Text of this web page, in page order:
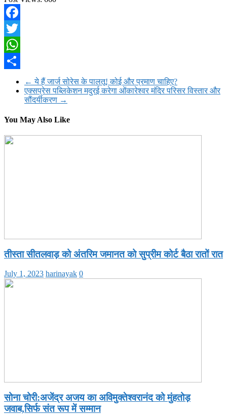
Facebook
Twitter
WhatsApp
← ये हैं जार्ज सोरेस के पालतू! कोई और प्रमाण चाहिए?
एक्सप्रेस पब्लिकेशन मदुरई करेगा ओंकारेश्वर मंदिर परिसर विस्तार और
सौंदर्यीकरण →
You May Also Like
तीस्ता सीतलवाड़ को अंतरिम जमानत को सुप्रीम कोर्ट बैठा रातों रात
July 1, 2023 harinayak 0
सोना चोरी:अजेंद्र अजय का अविमुक्तेश्वरानंद को मुंहतोड़
जवाब,सिर्फ संत रूप में सम्मान